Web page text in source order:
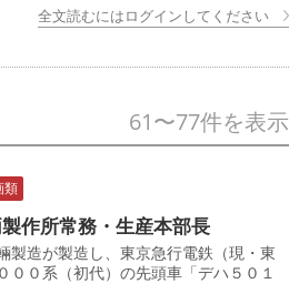
全文読むにはログインしてください
61〜77件を表示
類
作所常務・生産本部長
造が製造し、東京急行電鉄（現・東
０系（初代）の先頭車「デハ５０１